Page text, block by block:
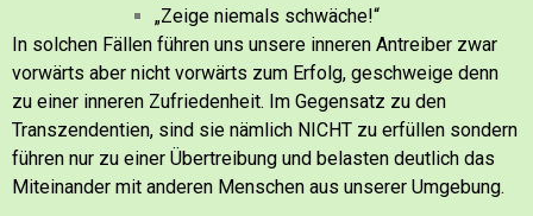
„Zeige niemals schwäche!“
In solchen Fällen führen uns unsere inneren Antreiber zwar
vorwärts aber nicht vorwärts zum Erfolg, geschweige denn
zu einer inneren Zufriedenheit. Im Gegensatz zu den
Transzendentien, sind sie nämlich NICHT zu erfüllen sondern
führen nur zu einer Übertreibung und belasten deutlich das
Miteinander mit anderen Menschen aus unserer Umgebung.